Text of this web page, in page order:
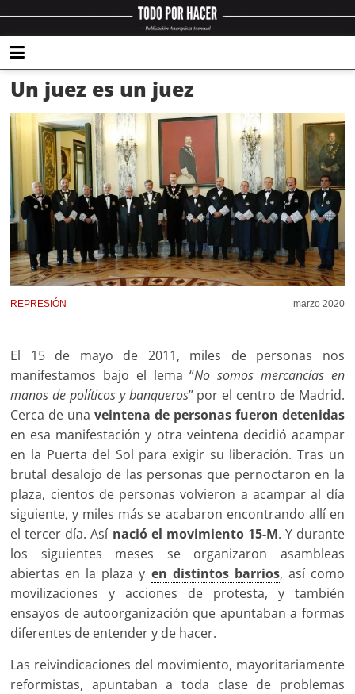
Un juez es un juez
marzo 2020
REPRESIÓN
El 15 de mayo de 2011, miles de personas nos
manifestamos bajo el lema “No somos mercancías en
manos de políticos y banqueros” por el centro de Madrid.
Cerca de unaveintena de personas fueron detenidas
en esa manifestación y otra veintena decidió acampar
en la Puerta del Sol para exigir su liberación. Tras un
brutal desalojo de las personas que pernoctaron en la
plaza, cientos de personas volvieron a acampar al día
siguiente, y miles más se acabaron encontrando allí en
el tercer día. Así nació el movimiento 15-M. Y durante
los siguientes meses se organizaron asambleas
abiertas en la plaza y en distintos barrios, así como
movilizaciones y acciones de protesta, y también
ensayos de autoorganización que apuntaban a formas
diferentes de entender y de hacer.
Las reivindicaciones del movimiento, mayoritariamente
reformistas, apuntaban a toda clase de problemas